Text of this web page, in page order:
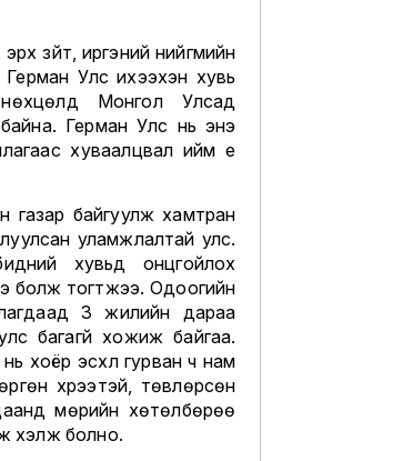
зүйт, иргэний нийгмийн
Герман Улс ихээхэн хувь
Монгол Улсад
Герман Улс нь энэ
хуваалцвал ийм үе
газар байгуулж хамтран
уламжлалтай улс.
хувьд онцгойлох
болж тогтжээ. Одоогийн
3 жилийн дараа
багагүй хожиж байгаа.
хоёр эсхүл гурван ч нам
хүрээтэй, төвлөрсөн
мөрийн хөтөлбөрөө
хэлж болно.